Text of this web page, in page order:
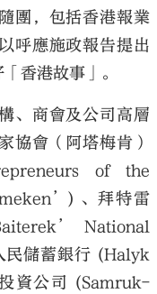
團，包括香港報業
呼應施政報告提出
香港故事」。
、商會及公司高層
協會（阿塔梅肯）
of the
、拜特雷
National
民儲蓄銀行 (Halyk
資公司 (Samruk-